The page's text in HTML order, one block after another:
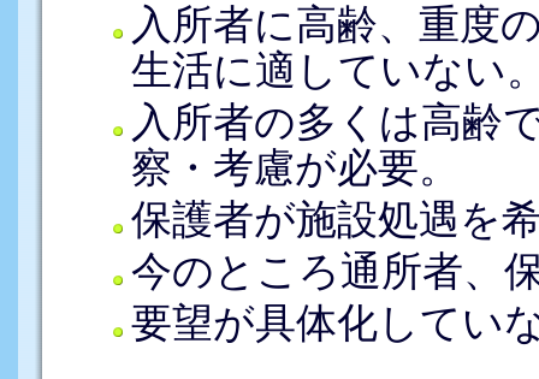
入所者に高齢、重度
生活に適していない
入所者の多くは高齢
察・考慮が必要。
保護者が施設処遇を
今のところ通所者、
要望が具体化してい